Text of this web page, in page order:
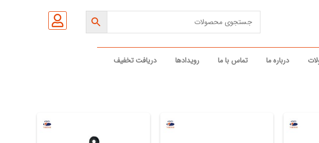
درباره ما تماس با ما رویدادها دریافت تخفیف